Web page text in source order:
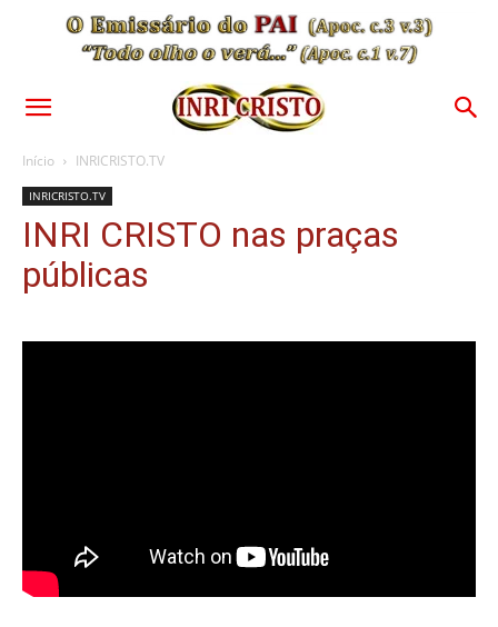
Início INRICRISTO.TV
INRICRISTO.TV
INRI CRISTO nas praças
públicas